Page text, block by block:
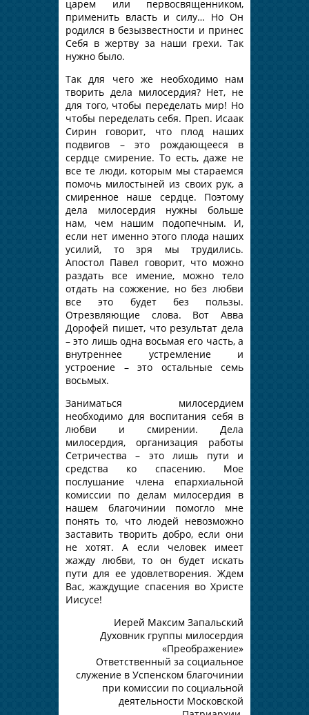
царем или первосвященником,
применить власть и силу… Но Он
родился в безызвестности и принес
Себя в жертву за наши грехи. Так
нужно было.
Так для чего же необходимо нам
творить дела милосердия? Нет, не
для того, чтобы переделать мир! Но
чтобы переделать себя. Преп. Исаак
Сирин говорит, что плод наших
подвигов – это рождающееся в
сердце смирение. То есть, даже не
все те люди, которым мы стараемся
помочь милостыней из своих рук, а
смиренное наше сердце. Поэтому
дела милосердия нужны больше
нам, чем нашим подопечным. И,
если нет именно этого плода наших
усилий, то зря мы трудились.
Апостол Павел говорит, что можно
раздать все имение, можно тело
отдать на сожжение, но без любви
все это будет без пользы.
Отрезвляющие слова. Вот Авва
Дорофей пишет, что результат дела
– это лишь одна восьмая его часть, а
внутреннее устремление и
устроение – это остальные семь
восьмых.
Заниматься милосердием
необходимо для воспитания себя в
любви и смирении. Дела
милосердия, организация работы
Сетричества – это лишь пути и
средства ко спасению. Мое
послушание члена епархиальной
комиссии по делам милосердия в
нашем благочинии помогло мне
понять то, что людей невозможно
заставить творить добро, если они
не хотят. А если человек имеет
жажду любви, то он будет искать
пути для ее удовлетворения. Ждем
Вас, жаждущие спасения во Христе
Иисусе!
Иерей Максим Запальский
Духовник группы милосердия
«Преображение»
Ответственный за социальное
служение в Успенском благочинии
при комиссии по социальной
деятельности Московской